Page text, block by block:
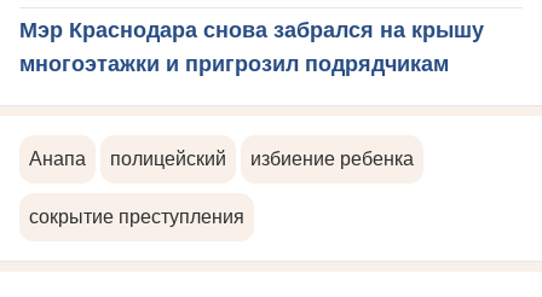
Мэр Краснодара снова забрался на крышу
многоэтажки и пригрозил подрядчикам
Анапа полицейский избиение ребенка
сокрытие преступления